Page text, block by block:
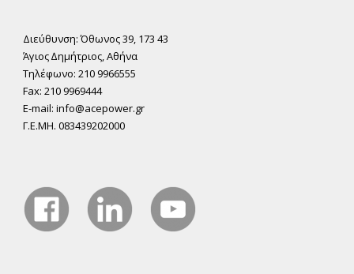
Διεύθυνση: Όθωνος 39, 173 43
Άγιος ∆ηµήτριος, Αθήνα
Τηλέφωνο: 210 9966555
Fax: 210 9969444
E-mail: info@acepower.gr
Γ.Ε.ΜΗ. 083439202000